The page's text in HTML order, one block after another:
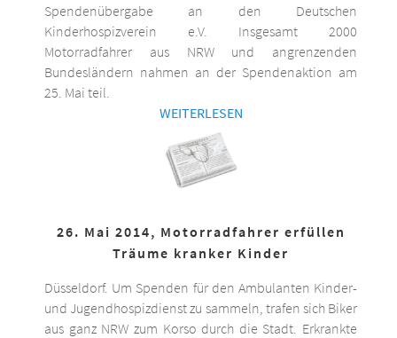
Spendenübergabe an den Deutschen
Kinderhospizverein e.V. Insgesamt 2000
Motorradfahrer aus NRW und angrenzenden
Bundesländern nahmen an der Spendenaktion am
25. Mai teil.
WEITERLESEN
26. Mai 2014, Motorradfahrer erfüllen
Träume kranker Kinder
Düsseldorf. Um Spenden für den Ambulanten Kinder-
und Jugendhospizdienst zu sammeln, trafen sich Biker
aus ganz NRW zum Korso durch die Stadt. Erkrankte